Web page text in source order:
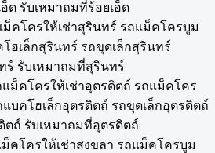
ด รับเหมาถมที่ร้อยเอ็ด
คโครให้เช่าสุรินทร์ รถแม็คโครบูม
ฮเล็กสุรินทร์ รถขุดเล็กสุรินทร์
ร์ รับเหมาถมที่สุรินทร์
ม็คโครให้เช่าอุตรดิตถ์ รถแม็คโคร
บคโฮเล็กอุตรดิตถ์ รถขุดเล็กอุตรดิตถ์
ตถ์ รับเหมาถมที่อุตรดิตถ์
คโครให้เช่าสงขลา รถแม็คโครบูม